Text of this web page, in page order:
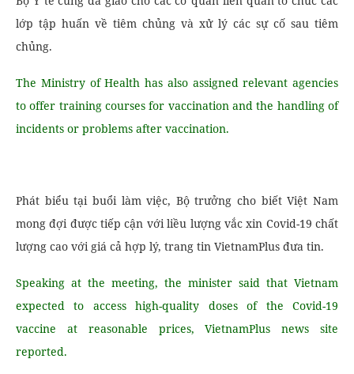
lớp tập huấn về tiêm chủng và xử lý các sự cố sau tiêm
chủng.
The Ministry of Health has also assigned relevant agencies
to offer training courses for vaccination and the handling of
incidents or problems after vaccination.
Phát biểu tại buổi làm việc, Bộ trưởng cho biết Việt Nam
mong đợi được tiếp cận với liều lượng vắc xin Covid-19 chất
lượng cao với giá cả hợp lý, trang tin VietnamPlus đưa tin.
Speaking at the meeting, the minister said that Vietnam
expected to access high-quality doses of the Covid-19
vaccine at reasonable prices, VietnamPlus news site
reported.